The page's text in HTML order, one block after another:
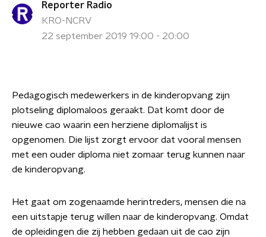
Reporter Radio
KRO-NCRV
22 september 2019 19:00 - 20:00
Pedagogisch medewerkers in de kinderopvang zijn
plotseling diplomaloos geraakt. Dat komt door de
nieuwe cao waarin een herziene diplomalijst is
opgenomen. Die lijst zorgt ervoor dat vooral mensen
met een ouder diploma niet zomaar terug kunnen naar
de kinderopvang.
Het gaat om zogenaamde herintreders, mensen die na
een uitstapje terug willen naar de kinderopvang. Omdat
de opleidingen die zij hebben gedaan uit de cao zijn